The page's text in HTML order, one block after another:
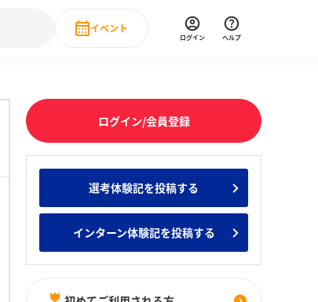
職人気企業ランキング みんなのインターン人気企業ランキ
場社員インタビュー
イベント
直近のイベント一覧
ログイン ヘルプ
ログイン/会員登録
選考体験記を投稿する
インターン体験記を投稿する